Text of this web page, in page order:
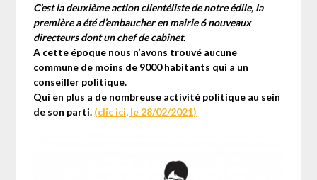
C’est la deuxième action clientéliste de notre édile, la
première a été d’embaucher en mairie 6 nouveaux
directeurs dont un chef de cabinet.
A cette époque nous n’avons trouvé aucune
commune de moins de 9000 habitants qui a un
conseiller politique.
Qui en plus a de nombreuse activité politique au sein
de son parti. (clic ici, le 28/02/2021)